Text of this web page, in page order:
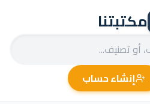
مكتبتنا
إنشاء حساب